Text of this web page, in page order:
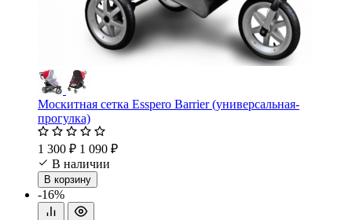
Москитная сетка Esspero Barrier (универсальная-
прогулка)
1 300 ₽ 1 090 ₽
В наличии
В корзину
-16%